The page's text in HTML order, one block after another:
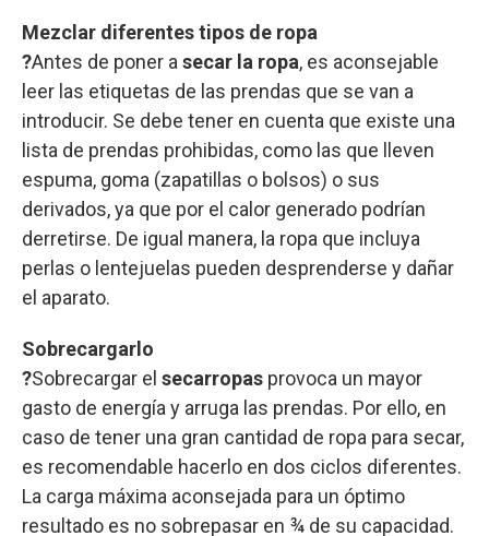
Mezclar diferentes tipos de ropa
?Antes de poner a secar la ropa, es aconsejable
leer las etiquetas de las prendas que se van a
introducir. Se debe tener en cuenta que existe una
lista de prendas prohibidas, como las que lleven
espuma, goma (zapatillas o bolsos) o sus
derivados, ya que por el calor generado podrían
derretirse. De igual manera, la ropa que incluya
perlas o lentejuelas pueden desprenderse y dañar
el aparato.
Sobrecargarlo
?Sobrecargar el secarropas provoca un mayor
gasto de energía y arruga las prendas. Por ello, en
caso de tener una gran cantidad de ropa para secar,
es recomendable hacerlo en dos ciclos diferentes.
La carga máxima aconsejada para un óptimo
resultado es no sobrepasar en ¾ de su capacidad.